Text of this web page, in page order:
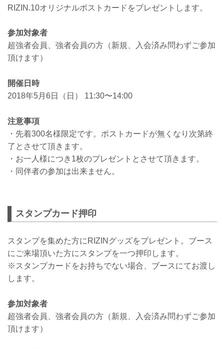
RIZIN.10オリジナルポストカードをプレゼントします。
参加対象者
超強者会員、強者会員の方（新規、入会済み問わずご参加
頂けます）
開催日時
2018年5月6日（日） 11:30〜14:00
注意事項
・先着300名様限定です。ポストカードが無くなり次第終
了とさせて頂きます。
・お一人様につき1枚のプレゼントとさせて頂きます。
・同伴者の参加は出来ません。
スタンプカード押印
スタンプを集めた方にRIZINグッズをプレゼント。ブース
にご来場頂いた方にスタンプを一つ押印します。
※スタンプカードをお持ちでない場合、ブースにてお渡し
します。
参加対象者
超強者会員、強者会員の方（新規、入会済み問わずご参加
頂けます）